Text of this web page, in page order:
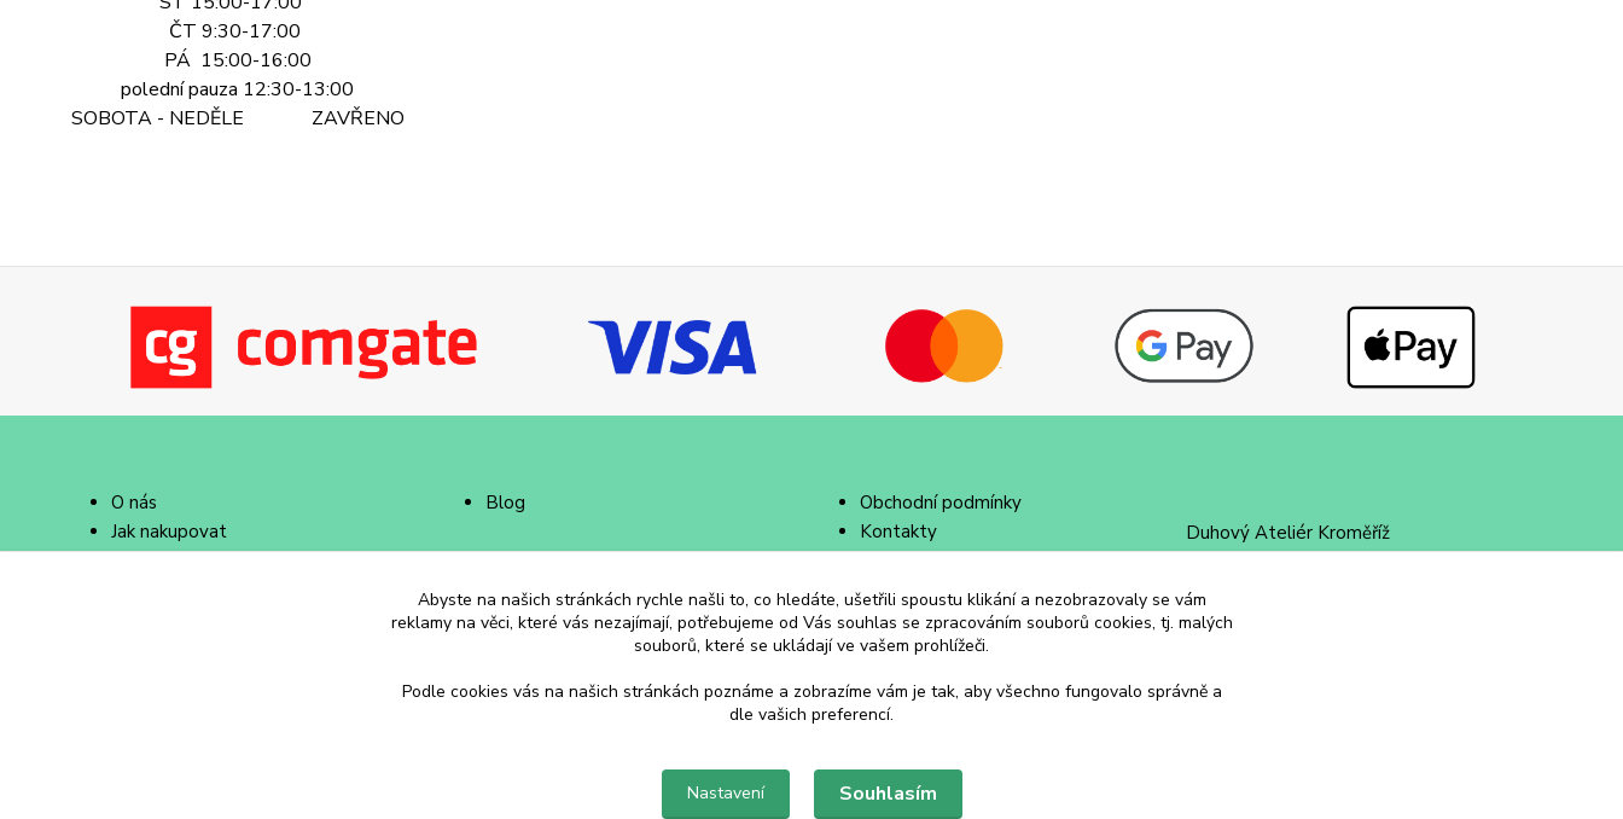
ČT 9:30-17:00
PÁ 15:00-16:00
polední pauza 12:30-13:00
SOBOTA - NEDĚLE ZAVŘENO
O nás
Jak nakupovat
Doprava a platba
Blog
Obchodní podmínky
Kontakty
Duhový Ateliér Kroměříž
+420 734 258 002
Abyste na našich stránkách rychle našli to, co hledáte, ušetřili spoustu klikání a nezobrazovaly se vám
reklamy na věci, které vás nezajímají, potřebujeme od Vás souhlas se zpracováním souborů cookies, tj. malých
souborů, které se ukládají ve vašem prohlížeči.
Podle cookies vás na našich stránkách poznáme a zobrazíme vám je tak, aby všechno fungovalo správně a
dle vašich preferencí.
Nastavení Souhlasím